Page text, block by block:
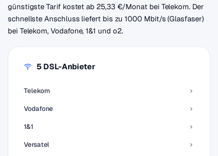
günstigste Tarif kostet ab 25,33 €/Monat bei Telekom. Der
schnellste Anschluss liefert bis zu 1000 Mbit/s (Glasfaser)
bei Telekom, Vodafone, 1&1 und o2.
5 DSL-Anbieter
Telekom
Vodafone
1&1
Versatel